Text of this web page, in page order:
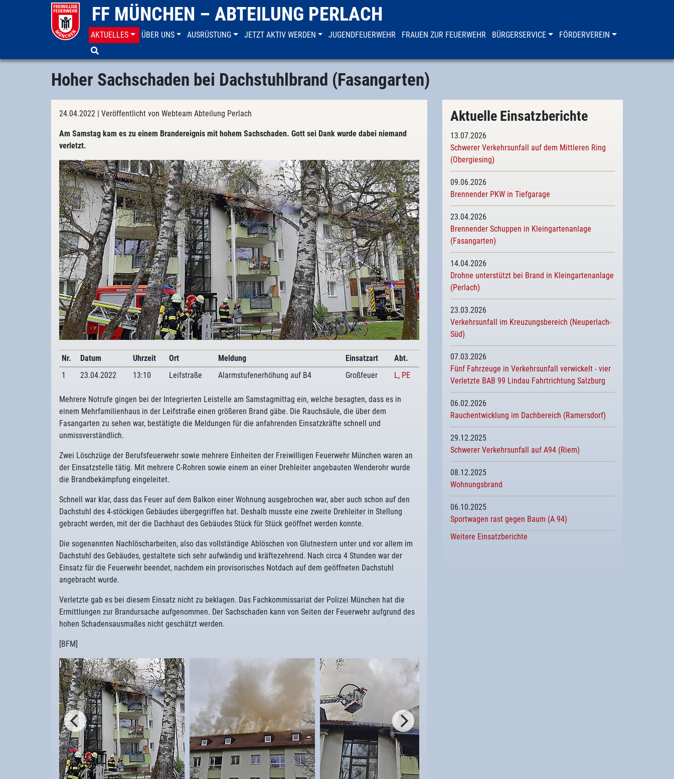
FF MÜNCHEN – ABTEILUNG PERLACH
AKTUELLES ÜBER UNS AUSRÜSTUNG JETZT AKTIV WERDEN JUGENDFEUERWEHR FRAUEN ZUR FEUERWEHR BÜRGERSERVICE FÖRDERVEREIN
Aktuelles
Hoher Sachschaden bei Dachstuhlbrand (Fasangarten)
24.04.2022 | Veröffentlicht von Webteam Abteilung Perlach
Am Samstag kam es zu einem Brandereignis mit hohem Sachschaden. Gott sei Dank wurde dabei niemand
verletzt.
Nr. Datum Uhrzeit Ort Meldung Einsatzart
Abt.
1
23.04.2022 13:10 Leifstraße Alarmstufenerhöhung auf B4 Großfeuer L, PE
Mehrere Notrufe gingen bei der Integrierten Leistelle am Samstagmittag ein, welche besagten, dass es in
einem Mehrfamilienhaus in der Leifstraße einen größeren Brand gäbe. Die Rauchsäule, die über dem
Fasangarten zu sehen war, bestätigte die Meldungen für die anfahrenden Einsatzkräfte schnell und
unmissverständlich.
Zwei Löschzüge der Berufsfeuerwehr sowie mehrere Einheiten der Freiwilligen Feuerwehr München waren an
der Einsatzstelle tätig. Mit mehrere C-Rohren sowie einem an einer Drehleiter angebauten Wenderohr wurde
die Brandbekämpfung eingeleitet.
Schnell war klar, dass das Feuer auf dem Balkon einer Wohnung ausgebrochen war, aber auch schon auf den
Dachstuhl des 4-stöckigen Gebäudes übergegriffen hat. Deshalb musste eine zweite Drehleiter in Stellung
gebracht werden, mit der die Dachhaut des Gebäudes Stück für Stück geöffnet werden konnte.
Die sogenannten Nachlöscharbeiten, also das vollständige Ablöschen von Glutnestern unter und vor allem im
Dachstuhl des Gebäudes, gestaltete sich sehr aufwändig und kräftezehrend. Nach circa 4 Stunden war der
Einsatz für die Feuerwehr beendet, nachdem ein provisorisches Notdach auf dem geöffneten Dachstuhl
angebracht wurde.
Verletzte gab es bei diesem Einsatz nicht zu beklagen. Das Fachkommissariat der Polizei München hat die
Ermittlungen zur Brandursache aufgenommen. Der Sachschaden kann von Seiten der Feuerwehr aufgrund des
hohen Schadensausmaßes nicht geschätzt werden.
[BFM]
Aktuelle Einsatzberichte
13.07.2026
Schwerer Verkehrsunfall auf dem Mittleren Ring
(Obergiesing)
09.06.2026
Brennender PKW in Tiefgarage
23.04.2026
Brennender Schuppen in Kleingartenanlage
(Fasangarten)
14.04.2026
Drohne unterstützt bei Brand in Kleingartenanlage
(Perlach)
23.03.2026
Verkehrsunfall im Kreuzungsbereich (Neuperlach-
Süd)
07.03.2026
Fünf Fahrzeuge in Verkehrsunfall verwickelt - vier
Verletzte BAB 99 Lindau Fahrtrichtung Salzburg
06.02.2026
Rauchentwicklung im Dachbereich (Ramersdorf)
29.12.2025
Schwerer Verkehrsunfall auf A94 (Riem)
08.12.2025
Wohnungsbrand
06.10.2025
Sportwagen rast gegen Baum (A 94)
Weitere Einsatzberichte